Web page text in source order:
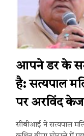
आपने डर के
है: सत्यपाल
पर अरविंद
सीबीआई ने सत्यपाल